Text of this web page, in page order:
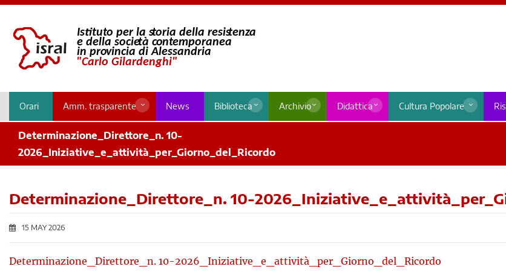
Orari Amm. trasparente News Biblioteca Archivio Didattica Cultura Popolare
Determinazione_Direttore_n. 10-
2026_Iniziative_e_attività_per_Giorno_del_Ricordo
Determinazione_Direttore_n. 10-
15 MAY 2026
Determinazione_Direttore_n. 10-2026_Iniziative_e_attività_per_Giorno_del_Ricordo